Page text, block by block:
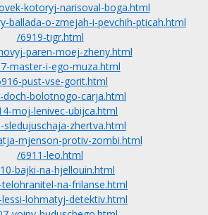
kotoryj-narisoval-boga.html
ballada-o-zmejah-i-pevchih-pticah.html
/6919-tigr.html
paren-moej-zheny.html
master-i-ego-muza.html
pust-vse-gorit.html
doch-bolotnogo-carja.html
moj-lenivec-ubijca.html
sledujuschaja-zhertva.html
mjenson-protiv-zombi.html
/6911-leo.html
bajki-na-hjellouin.html
na-frilanse.html
lohmatyj-detektiv.html